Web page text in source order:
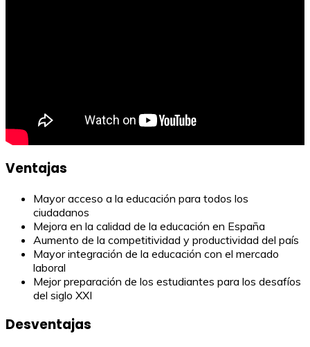
Ventajas
Mayor acceso a la educación para todos los
ciudadanos
Mejora en la calidad de la educación en España
Aumento de la competitividad y productividad del país
Mayor integración de la educación con el mercado
laboral
Mejor preparación de los estudiantes para los desafíos
del siglo XXI
Desventajas